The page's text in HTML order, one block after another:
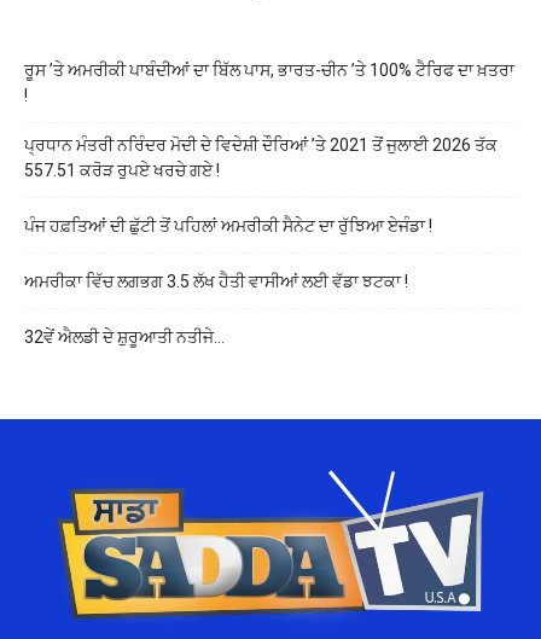
ਰੂਸ ’ਤੇ ਅਮਰੀਕੀ ਪਾਬੰਦੀਆਂ ਦਾ ਬਿੱਲ ਪਾਸ, ਭਾਰਤ-ਚੀਨ ’ਤੇ 100% ਟੈਰਿਫ ਦਾ ਖ਼ਤਰਾ
!
ਪ੍ਰਧਾਨ ਮੰਤਰੀ ਨਰਿੰਦਰ ਮੋਦੀ ਦੇ ਵਿਦੇਸ਼ੀ ਦੌਰਿਆਂ ’ਤੇ 2021 ਤੋਂ ਜੁਲਾਈ 2026 ਤੱਕ
557.51 ਕਰੋੜ ਰੁਪਏ ਖਰਚੇ ਗਏ !
ਪੰਜ ਹਫ਼ਤਿਆਂ ਦੀ ਛੁੱਟੀ ਤੋਂ ਪਹਿਲਾਂ ਅਮਰੀਕੀ ਸੈਨੇਟ ਦਾ ਰੁੱਝਿਆ ਏਜੰਡਾ !
ਅਮਰੀਕਾ ਵਿੱਚ ਲਗਭਗ 3.5 ਲੱਖ ਹੈਤੀ ਵਾਸੀਆਂ ਲਈ ਵੱਡਾ ਝਟਕਾ !
32ਵੇਂ ਐਲਡੀ ਦੇ ਸ਼ੁਰੂਆਤੀ ਨਤੀਜੇ…